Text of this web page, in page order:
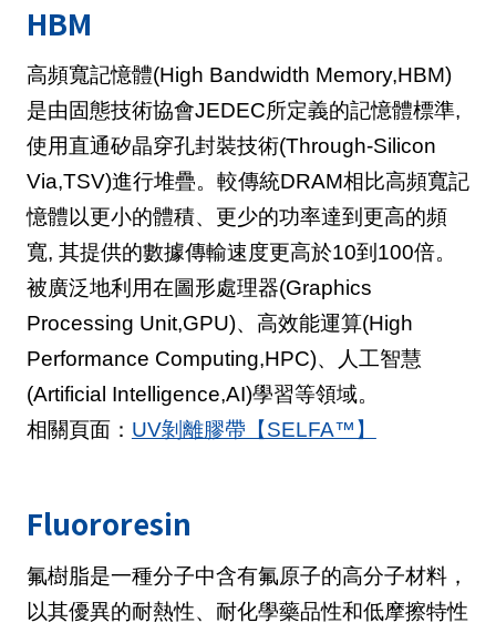
HBM
高頻寬記憶體(High Bandwidth Memory,HBM)
是由固態技術協會JEDEC所定義的記憶體標準,
使用直通矽晶穿孔封裝技術(Through-Silicon
Via,TSV)進行堆疊。較傳統DRAM相比高頻寬記
憶體以更小的體積、更少的功率達到更高的頻
寬, 其提供的數據傳輸速度更高於10到100倍。
被廣泛地利用在圖形處理器(Graphics
Processing Unit,GPU)、高效能運算(High
Performance Computing,HPC)、人工智慧
(Artificial Intelligence,AI)學習等領域。
相關頁面： UV剝離膠帶【SELFA™】
Fluororesin
氟樹脂是一種分子中含有氟原子的高分子材料，
以其優異的耐熱性、耐化學藥品性和低摩擦特性